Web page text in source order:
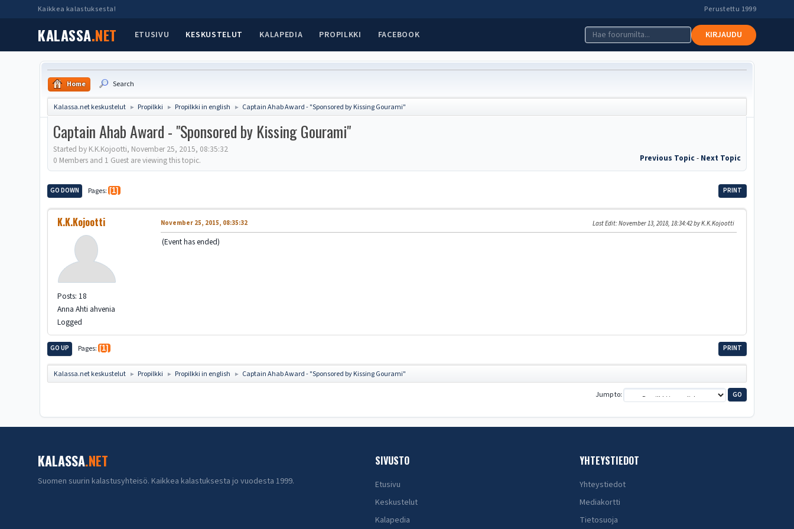
Kaikkea kalastuksesta! Perustettu 1999
KALASSA.NET ETUSIVU KESKUSTELUT KALAPEDIA PROPILKKI FACEBOOK KIRJAUDU
Home Search
Kalassa.net keskustelut ► Propilkki ► Propilkki in english ► Captain Ahab Award - "Sponsored by Kissing Gourami"
Captain Ahab Award - "Sponsored by Kissing Gourami"
Started by K.K.Kojootti, November 25, 2015, 08:35:32
Previous Topic- Next Topic
0 Members and 1 Guest are viewing this topic.
PRINT
GO DOWN Pages 1
K.K.Kojootti
Posts: 18
Anna Ahti ahvenia
Logged
November 25, 2015, 08:35:32 Last Edit: November 13, 2018, 18:34:42 by K.K.Kojootti
(Event has ended)
PRINT
GO UP Pages 1
Kalassa.net keskustelut ► Propilkki ► Propilkki in english ► Captain Ahab Award - "Sponsored by Kissing Gourami"
Jump to
KALASSA.NET
Suomen suurin kalastusyhteisö. Kaikkea kalastuksesta jo vuodesta 1999.
SIVUSTO
Etusivu
Keskustelut
Kalapedia
YHTEYSTIEDOT
Yhteystiedot
Mediakortti
Tietosuoja